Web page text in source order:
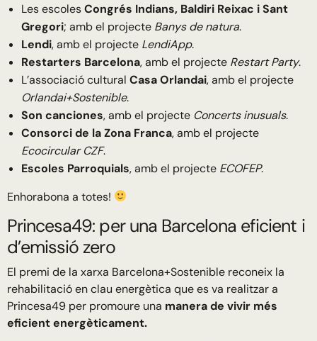
Les escolesCongrés Indians, Baldiri Reixac i Sant
Gregori; amb el projecte Banys de natura.
Lendi, amb el projecte LendiApp.
Restarters Barcelona, amb el projecte Restart Party.
L’associació cultural Casa Orlandai, amb el projecte
Orlandai+Sostenible.
Son canciones, amb el projecte Concerts inusuals.
Consorci de la Zona Franca, amb el projecte
Ecocircular CZF.
Escoles Parroquials, amb el projecte ECOFEP.
Enhorabona a totes!
Princesa49: per una Barcelona eficient i
d’emissió zero
El premi de la xarxa Barcelona+Sostenible reconeix la
rehabilitació en clau energètica que es va realitzar a
Princesa49 per promoure una manera de vivir més
eficient energèticament.